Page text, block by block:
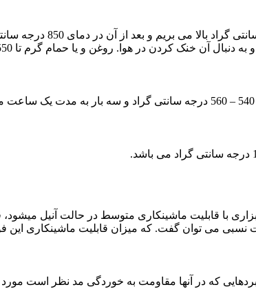
ابزاری با قابلیت ماشینکاری متوسط در حالت
میزان قابلیت ماشینکاری این فولاد چیزی در حدود 50% فولادهای ساده آلیاژی
که در آنها مقاومت به خوردگی مد نظر است مورد